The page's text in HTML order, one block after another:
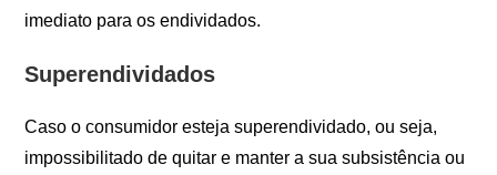
imediato para os endividados.
Superendividados
Caso o consumidor esteja superendividado, ou seja,
impossibilitado de quitar e manter a sua subsistência ou